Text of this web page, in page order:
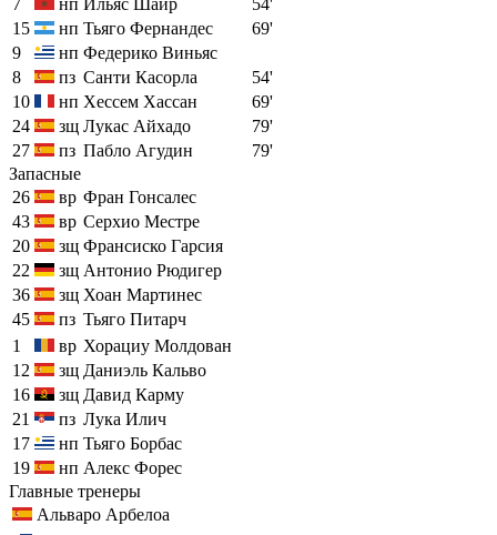
15
нп Тьяго Фернандес
69'
9
нп Федерико Виньяс
8
пз Санти Касорла
54'
10
нп Хессем Хассан
69'
24
зщ Лукас Айхадо
79'
27
пз Пабло Агудин
79'
Запасные
26
вр Фран Гонсалес
43
вр Серхио Местре
20
зщ Франсиско Гарсия
22
зщ Антонио Рюдигер
36
зщ Хоан Мартинес
45
пз Тьяго Питарч
1
вр Хорациу Молдован
12
зщ Даниэль Кальво
16
зщ Давид Карму
21
пз Лука Илич
17
нп Тьяго Борбас
19
нп Алекс Форес
Главные тренеры
Альваро Арбелоа